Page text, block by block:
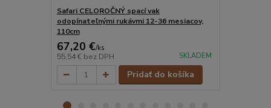
Safari CELOROČNÝ spací vak
odopínateľnými rukávmi 12-36 mesiacov,
110cm
67,20 €/ks
55,54 € bez DPH SKLADEM
Pridať do košíka